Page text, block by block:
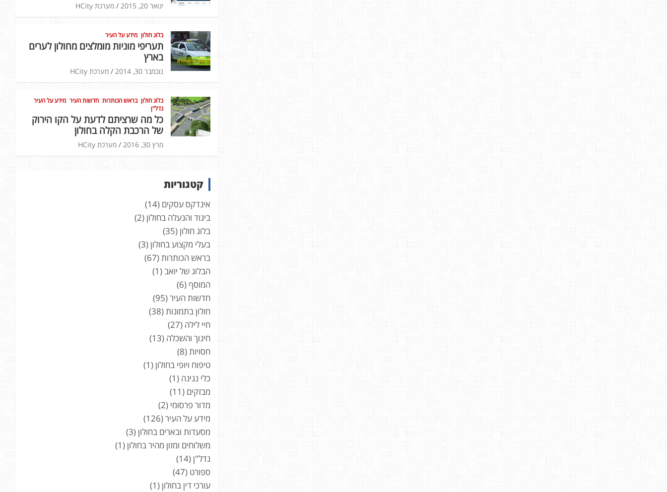
ינואר 20, 2015 מערכת HCity
בלוג חולון מידע על העיר
תעריפי מוניות מומלצים מחולון לערים
בארץ
נובמבר 30, 2014 מערכת HCity
בלוג חולון בראש הכותרות חדשות העיר מידע על העיר
נדל"ן
כל מה שרציתם לדעת על הקו הירוק
של הרכבת הקלה בחולון
מרץ 30, 2016 מערכת HCity
קטגוריות
אינדקס עסקים (14)
ביגוד והנעלה בחולון(2)
בלוג חולון(35)
בעלי מקצוע בחולון(3)
בראש הכותרות (67)
הבלוג של יואב (1)
המוסף(6)
חדשות העיר(95)
חולון בתמונות (38)
חיי לילה (27)
חינוך והשכלה (13)
חסויות (8)
טיפוח ויופי בחולון(1)
כלי נגינה (1)
מבזקים (11)
מדור פרסומי (2)
מידע על העיר(126)
מסעדות ובארים בחולון(3)
משלוחים ומזון מהיר בחולון(1)
נדל"ן(14)
ספורט (47)
עורכי דין בחולון(1)